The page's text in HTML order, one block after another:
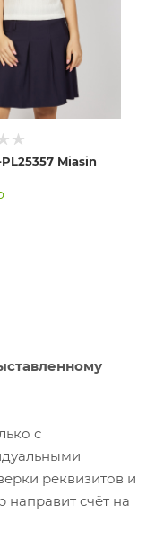
Miasin
с
реквизитов и
счёт на